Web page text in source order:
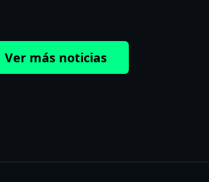
Ver más noticias